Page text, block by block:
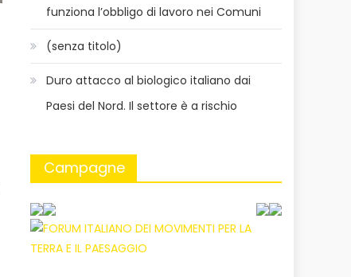
funziona l’obbligo di lavoro nei Comuni
(senza titolo)
Duro attacco al biologico italiano dai
Paesi del Nord. Il settore è a rischio
Campagne